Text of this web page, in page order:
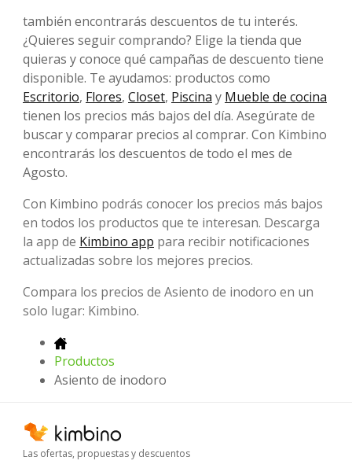
también encontrarás descuentos de tu interés.
¿Quieres seguir comprando? Elige la tienda que
quieras y conoce qué campañas de descuento tiene
disponible. Te ayudamos: productos como
Escritorio, Flores, Closet, Piscina y Mueble de cocina
tienen los precios más bajos del día. Asegúrate de
buscar y comparar precios al comprar. Con Kimbino
encontrarás los descuentos de todo el mes de
Agosto.
Con Kimbino podrás conocer los precios más bajos
en todos los productos que te interesan. Descarga
la app de Kimbino app para recibir notificaciones
actualizadas sobre los mejores precios.
Compara los precios de Asiento de inodoro en un
solo lugar: Kimbino.
Productos
Asiento de inodoro
Las ofertas, propuestas y descuentos